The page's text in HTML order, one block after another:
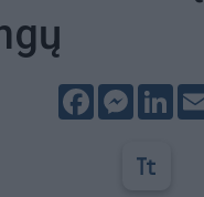
Facebook